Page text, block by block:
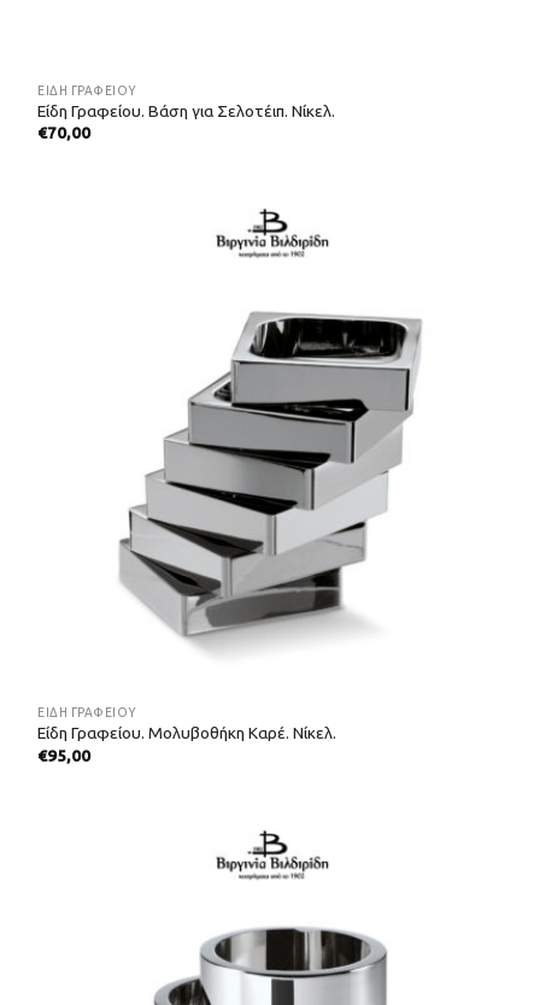
ΕΊΔΗ ΓΡΑΦΕΊΟΥ
Είδη Γραφείου. Βάση για Σελοτέιπ. Νίκελ.
€70,00
ΕΊΔΗ ΓΡΑΦΕΊΟΥ
Είδη Γραφείου. Μολυβοθήκη Καρέ. Νίκελ.
€95,00